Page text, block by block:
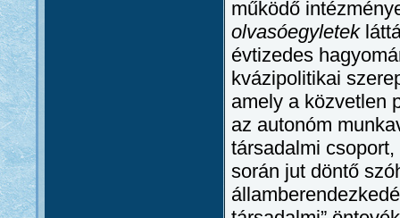
működő
olvasóegyletek
évtizedes
kvázipolitikai
amely a közvetlen
az autonóm
társadalmi
során jut döntő